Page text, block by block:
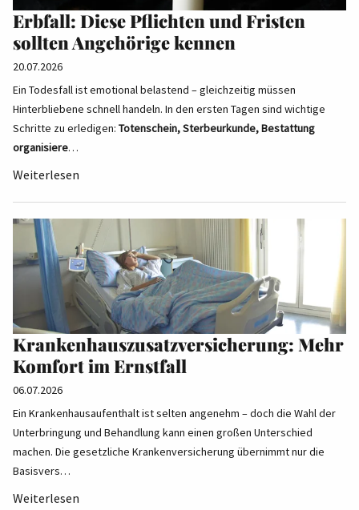
Erbfall: Diese Pflichten und Fristen
sollten Angehörige kennen
20.07.2026
Ein Todesfall ist emotional belastend – gleichzeitig müssen
Hinterbliebene schnell handeln. In den ersten Tagen sind wichtige
Schritte zu erledigen: Totenschein, Sterbeurkunde, Bestattung
organisiere…
Weiterlesen
Krankenhauszusatzversicherung: Mehr
Komfort im Ernstfall
06.07.2026
Ein Krankenhausaufenthalt ist selten angenehm – doch die Wahl der
Unterbringung und Behandlung kann einen großen Unterschied
machen. Die gesetzliche Krankenversicherung übernimmt nur die
Basisvers…
Weiterlesen